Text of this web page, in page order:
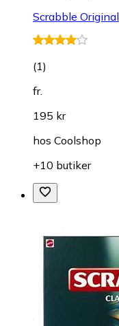
Scrabble Original
(1)
fr.
195 kr
hos Coolshop
+10 butiker